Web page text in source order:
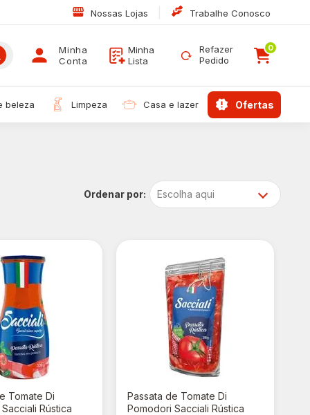
Nossas Lojas Trabalhe Conosco
Minha
Conta
Minha
Lista
Refazer
Pedido
0
beleza limpeza casa e lazer ofertas
Escolha aqui
Tomate Di
Rústica
Passata de Tomate Di
Pomodori Sacciali Rústica